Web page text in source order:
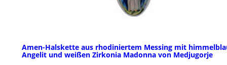
Amen-Halskette aus rhodiniertem Messing mit
Angelit und weißen Zirkonia Madonna von Medjugorje